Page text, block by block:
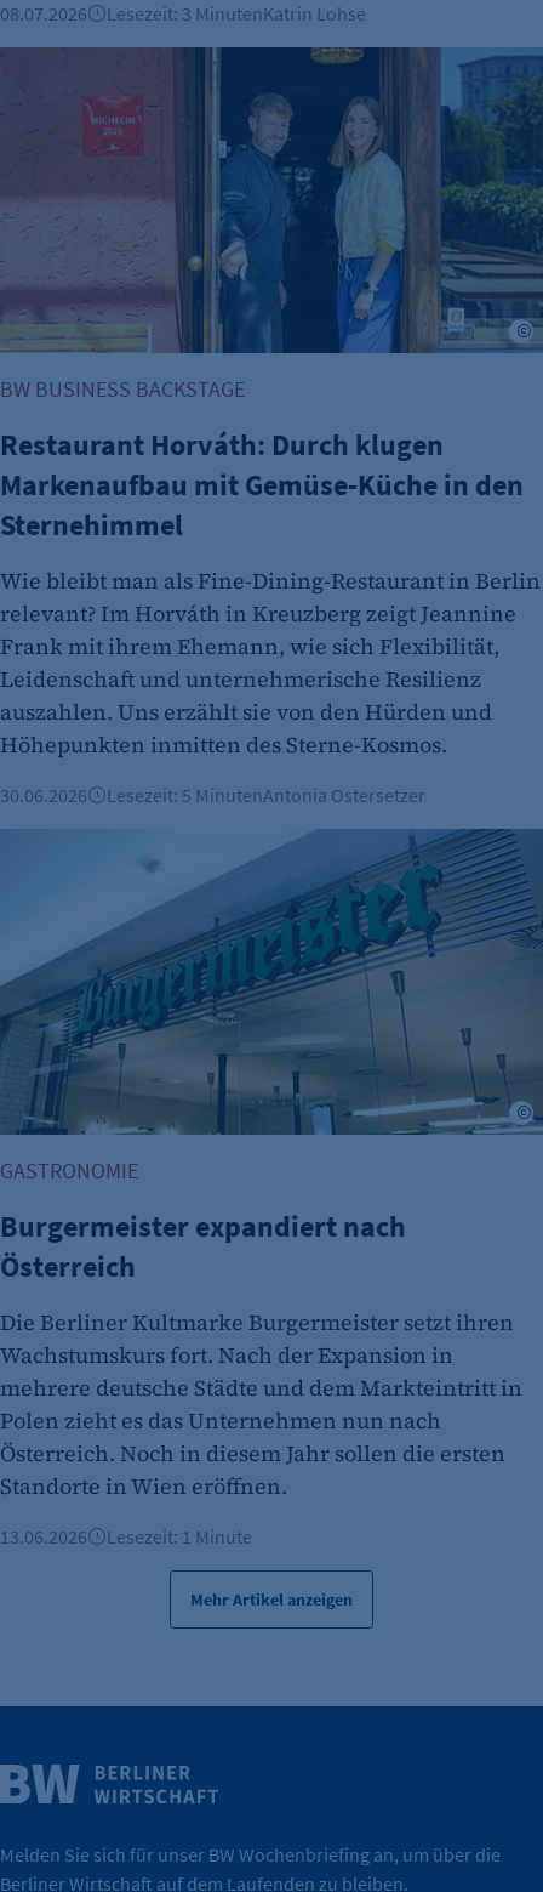
Wirtschaft.
Weitere Infos
08.07.2026 Lesezeit: 3 MinutenKatrin Lohse
Restaurant Horváth: Durch klugen Markenaufbau mit
BW BUSINESS BACKSTAGE
Restaurant Horváth: Durch klugen
Markenaufbau mit Gemüse-Küche in den
Sternehimmel
Wie bleibt man als Fine-Dining-Restaurant in Berlin
relevant? Im Horváth in Kreuzberg zeigt Jeannine
Frank mit ihrem Ehemann, wie sich Flexibilität,
Leidenschaft und unternehmerische Resilienz
auszahlen. Uns erzählt sie von den Hürden und
Höhepunkten inmitten des Sterne-Kosmos.
30.06.2026 Lesezeit: 5 MinutenAntonia Ostersetzer
Burgermeister expandiert nach Österreich
GASTRONOMIE
Burgermeister expandiert nach
Österreich
Die Berliner Kultmarke Burgermeister setzt ihren
Wachstumskurs fort. Nach der Expansion in
mehrere deutsche Städte und dem Markteintritt in
Polen zieht es das Unternehmen nun nach
Österreich. Noch in diesem Jahr sollen die ersten
Standorte in Wien eröffnen.
13.06.2026 Lesezeit: 1 Minute
Mehr Artikel anzeigen
Melden Sie sich für unser BW Wochenbriefing an, um über die
Berliner Wirtschaft auf dem Laufenden zu bleiben.